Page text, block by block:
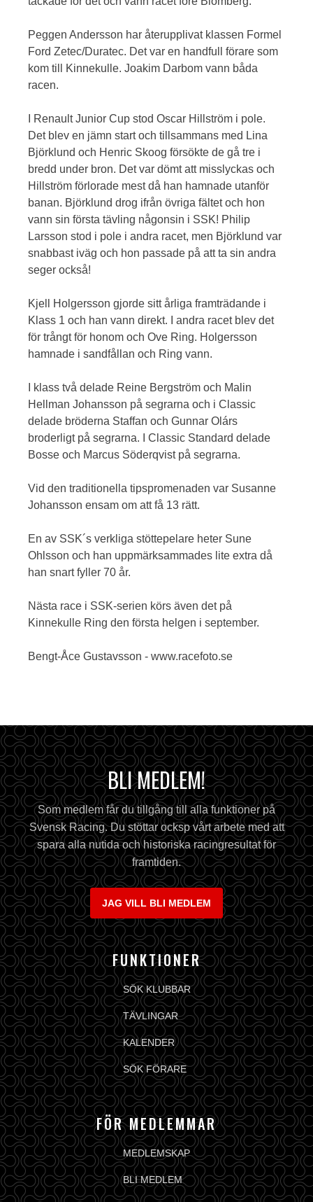
Peggen Andersson har återupplivat klassen Formel
Ford Zetec/Duratec. Det var en handfull förare som
kom till Kinnekulle. Joakim Darbom vann båda
racen.
I Renault Junior Cup stod Oscar Hillström i pole.
Det blev en jämn start och tillsammans med Lina
Björklund och Henric Skoog försökte de gå tre i
bredd under bron. Det var dömt att misslyckas och
Hillström förlorade mest då han hamnade utanför
banan. Björklund drog ifrån övriga fältet och hon
vann sin första tävling någonsin i SSK! Philip
Larsson stod i pole i andra racet, men Björklund var
snabbast iväg och hon passade på att ta sin andra
seger också!
Kjell Holgersson gjorde sitt årliga framträdande i
Klass 1 och han vann direkt. I andra racet blev det
för trångt för honom och Ove Ring. Holgersson
hamnade i sandfållan och Ring vann.
I klass två delade Reine Bergström och Malin
Hellman Johansson på segrarna och i Classic
delade bröderna Staffan och Gunnar Olárs
broderligt på segrarna. I Classic Standard delade
Bosse och Marcus Söderqvist på segrarna.
Vid den traditionella tipspromenaden var Susanne
Johansson ensam om att få 13 rätt.
En av SSK´s verkliga stöttepelare heter Sune
Ohlsson och han uppmärksammades lite extra då
han snart fyller 70 år.
Nästa race i SSK-serien körs även det på
Kinnekulle Ring den första helgen i september.
Bengt-Åce Gustavsson - www.racefoto.se
BLI MEDLEM!
Som medlem får du tillgång till alla funktioner på
Svensk Racing. Du stöttar ocksp vårt arbete med att
spara alla nutida och historiska racingresultat för
framtiden.
JAG VILL BLI MEDLEM
FUNKTIONER
SÖK KLUBBAR
TÄVLINGAR
KALENDER
SÖK FÖRARE
FÖR MEDLEMMAR
MEDLEMSKAP
BLI MEDLEM